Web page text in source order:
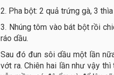
2. Pha bột: 2 quả trứng gà, 3
3. Nhúng tôm vào bát bột rồi
ráo dầu.
Sau đó đun sôi dầu một lần
vớt ra. Chiên hai lần như vậy